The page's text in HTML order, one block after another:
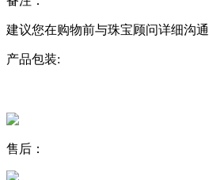
建议您在购物前与珠宝顾问详细沟
产品包装:
售后：